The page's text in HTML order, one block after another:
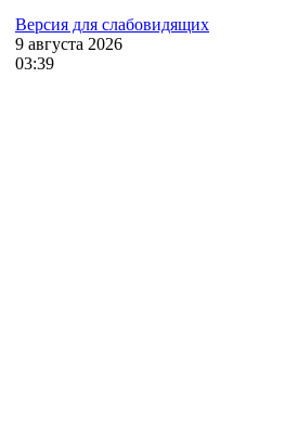
Версия для слабовидящих
9 августа 2026
03:39